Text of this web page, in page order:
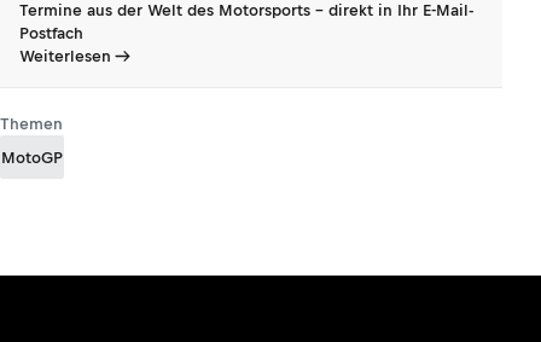
Termine aus der Welt des Motorsports - direkt in Ihr E-Mail-
Postfach
Weiterlesen
Themen
MotoGP